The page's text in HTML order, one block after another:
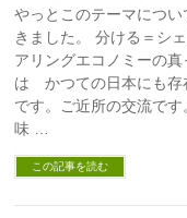
やっとこのテーマにつ
きました。 分ける＝シ
アリングエコノミーの
は かつての日本にも存
です。ご近所の交流で
味 …
この記事を読む